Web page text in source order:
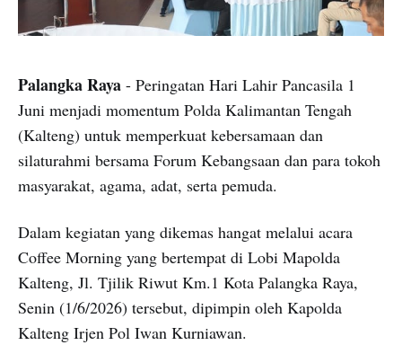
Palangka Raya - Peringatan Hari Lahir Pancasila 1
Juni menjadi momentum Polda Kalimantan Tengah
(Kalteng) untuk memperkuat kebersamaan dan
silaturahmi bersama Forum Kebangsaan dan para tokoh
masyarakat, agama, adat, serta pemuda.
Dalam kegiatan yang dikemas hangat melalui acara
Coffee Morning yang bertempat di Lobi Mapolda
Kalteng, Jl. Tjilik Riwut Km.1 Kota Palangka Raya,
Senin (1/6/2026) tersebut, dipimpin oleh Kapolda
Kalteng Irjen Pol Iwan Kurniawan.